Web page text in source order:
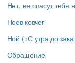
Нет, не спасут тебя
Ноев ковчег
Ной («С утра до
Обращение